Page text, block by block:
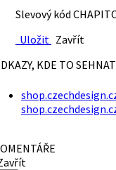
Slevový kód
Uložit Zavřít
KDE TO SEHNAT